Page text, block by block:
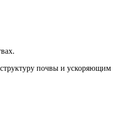
почвы и ускоряющим